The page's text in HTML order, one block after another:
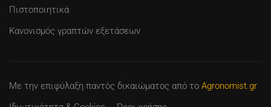
Πιστοποιητικά
Κανονισμός γραπτών εξετάσεων
Με την επιφύλαξη παντός δικαιώματος από το Agronomist.gr